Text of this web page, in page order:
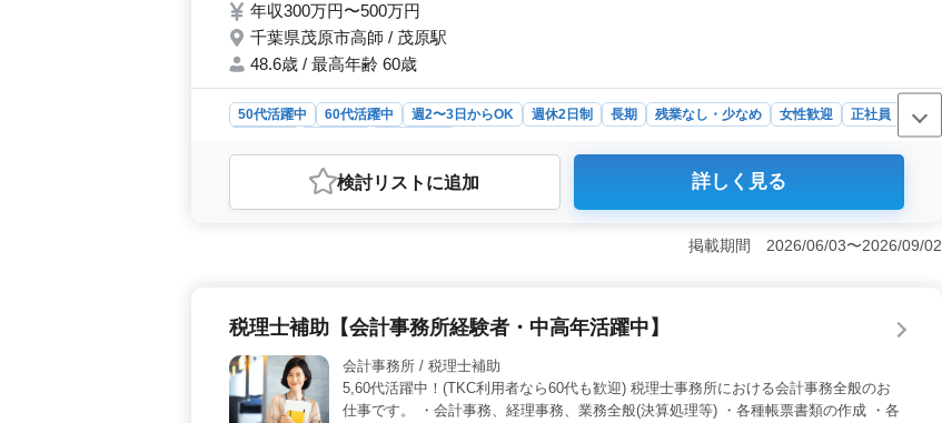
年収300万円〜500万円
千葉県茂原市高師 / 茂原駅
48.6歳 / 最高年齢 60歳
50代活躍中 60代活躍中 週2〜3日からOK 週休2日制 長期 残業なし・少なめ 女性歓迎
正社員
おすすめポイント
＜好条件＞ この会計スタッフのポジションは税理士事務所での経験を活かしたい方にとって魅
から契約社員、派遣社員までの選択肢も用意されています。 ＜働きやすさ＞ 週5日勤務で
2021年に移転したばかりのキレイなオフィスであり、女性スタッフやシニア層が積極的に採用さ
ます。
検討リスト に追加 詳しく見る
掲載期間 2026/06/03〜2026/09/02
税理士補助【会計事務所経験者・中高年活躍中】
会計事務所 / 税理士補助
5,60代活躍中！(TKC利用者なら60代も歓迎) 税理士事務所における会計事務全般のお
仕事です。 ・会計事務、経理事務、業務全般(決算処理等) ・各種帳票書類の作成 ・各